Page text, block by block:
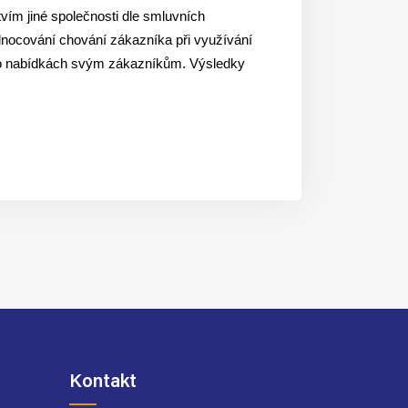
jiné společnosti dle smluvních
chování zákazníka při využívání
nabídkách svým zákazníkům. Výsledky
Kontakt